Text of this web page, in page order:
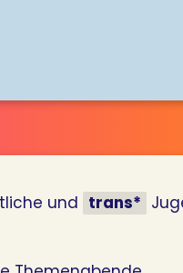
und trans*